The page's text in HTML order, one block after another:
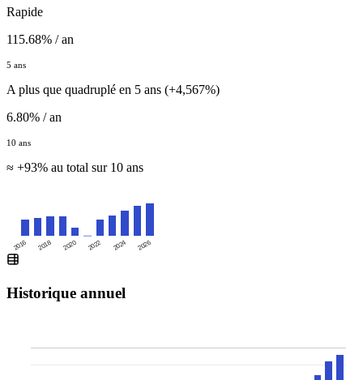
Rapide
115.68% / an
5 ans
A plus que quadruplé en 5 ans (+4,567%)
6.80% / an
10 ans
≈ +93% au total sur 10 ans
2016 2018 2020 2022 2024 2026
Historique annuel